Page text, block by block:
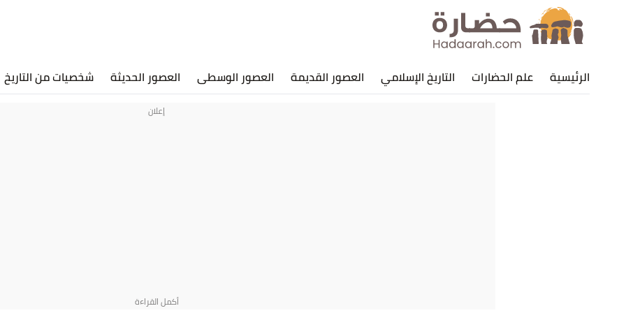
الرئيسية علم الحضارات التاريخ الإسلامي العصور القديمة العصور الوسطى العصور الحديثة شخصيات من التاريخ